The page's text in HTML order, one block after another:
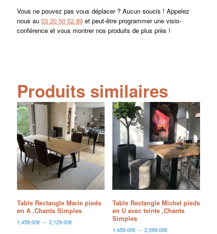
Vous ne pouvez pas vous déplacer ? Aucun soucis ! Appelez
nous au 03 20 50 52 89 et peut-être programmer une visio-
conférence et vous montrer nos produits de plus près !
Produits similaires
Table Rectangle Marie pieds
en A ,Chants Simples
1,459.00€ – 2,129.00€
Table Rectangle Michel pieds
en U avec teinte ,Chants
Simples
1,459.00€ – 2,099.00€